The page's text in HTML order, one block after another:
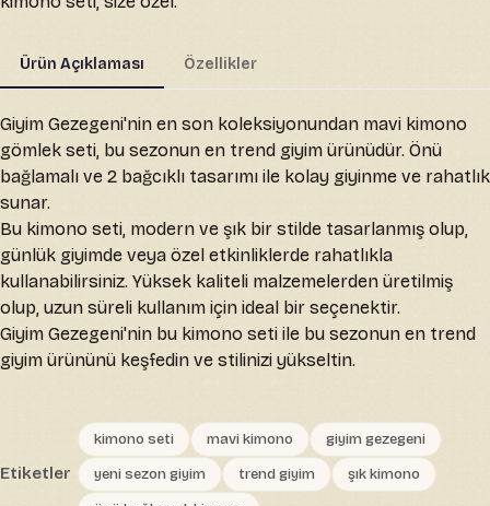
Ürün Açıklaması Özellikler
Giyim Gezegeni'nin en son koleksiyonundan mavi kimono
gömlek seti, bu sezonun en trend giyim ürünüdür. Önü
bağlamalı ve 2 bağcıklı tasarımı ile kolay giyinme ve rahatlık
sunar.
Bu kimono seti, modern ve şık bir stilde tasarlanmış olup,
günlük giyimde veya özel etkinliklerde rahatlıkla
kullanabilirsiniz. Yüksek kaliteli malzemelerden üretilmiş
olup, uzun süreli kullanım için ideal bir seçenektir.
Giyim Gezegeni'nin bu kimono seti ile bu sezonun en trend
giyim ürününü keşfedin ve stilinizi yükseltin.
Etiketler
kimono seti mavi kimono
giyim gezegeni
yeni sezon giyim
trend giyim
şık kimono